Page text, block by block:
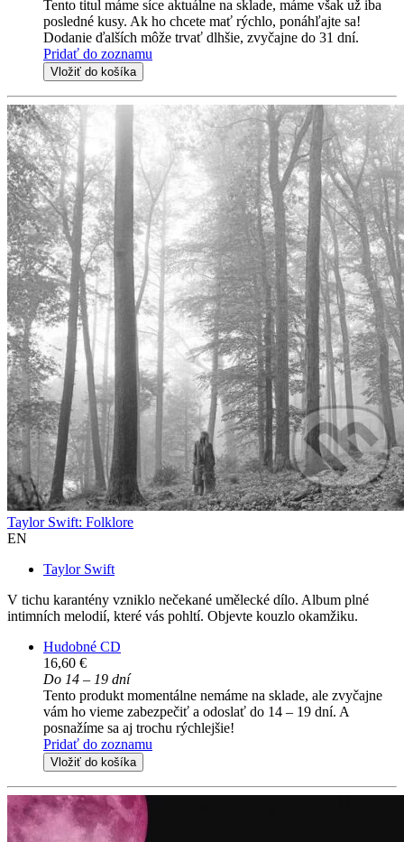
Tento titul máme síce aktuálne na sklade, máme však už iba
posledné kusy. Ak ho chcete mať rýchlo, ponáhľajte sa!
Dodanie ďalších môže trvať dlhšie, zvyčajne do 31 dní.
Pridať do zoznamu
Vložiť do košíka
Taylor Swift: Folklore
EN
Taylor Swift
V tichu karantény vzniklo nečekané umělecké dílo. Album plné
intimních melodií, které vás pohltí. Objevte kouzlo okamžiku.
Hudobné CD
16,60 €
Do 14 – 19 dní
Tento produkt momentálne nemáme na sklade, ale zvyčajne
vám ho vieme zabezpečiť a odoslať do 14 – 19 dní. A
posnažíme sa aj trochu rýchlejšie!
Pridať do zoznamu
Vložiť do košíka